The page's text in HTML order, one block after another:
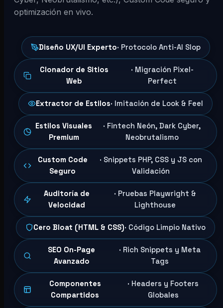
optimización en vivo.
Diseño UX/UI Experto· Protocolo Anti-AI Slop
Clonador de Sitios
Web
· Migración Pixel-
Perfect
Extractor de Estilos· Imitación de Look & Feel
Estilos Visuales
Premium
· Fintech Neón, Dark Cyber,
Neobrutalismo
Custom Code
Seguro
· Snippets PHP, CSS y JS con
Validación
Auditoría de
Velocidad
· Pruebas Playwright &
Lighthouse
Cero Bloat (HTML & CSS)· Código Limpio Nativo
SEO On-Page
Avanzado
· Rich Snippets y Meta
Tags
Componentes
Compartidos
· Headers y Footers
Globales